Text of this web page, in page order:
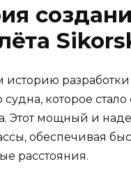
историю
судна, которое
Этот мощный и
обеспечивая
расстояния.